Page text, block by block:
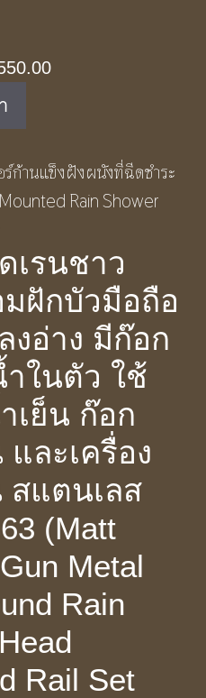
Current
เรนชาว
มฝักบัวมือถือ
งอ่าง มีก๊อก
ในตัว ใช้
เย็น ก๊อก
และเครื่อง
แตนเลส
(Matt
Metal
Rain
Rail Set